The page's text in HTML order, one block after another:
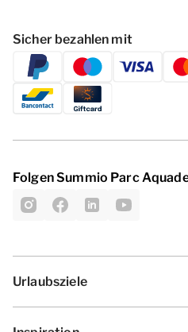
Sicher bezahlen mit
Folgen Summio Parc
Urlaubsziele